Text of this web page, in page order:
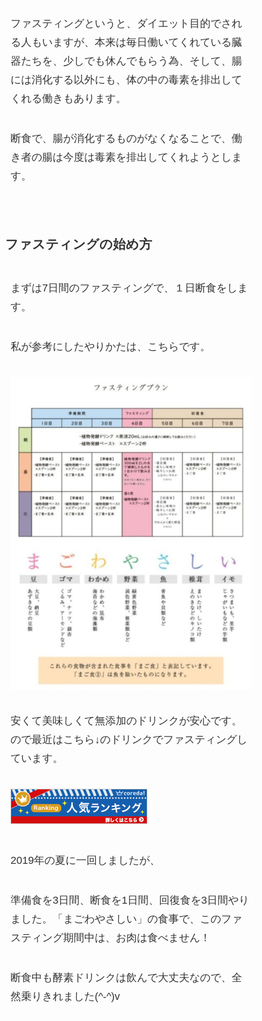
ファスティングというと、ダイエット目的でされ
る人もいますが、本来は毎日働いてくれている臓
器たちを、少しでも休んでもらう為、そして、腸
には消化する以外にも、体の中の毒素を排出して
くれる働きもあります。
断食で、腸が消化するものがなくなることで、働
き者の腸は今度は毒素を排出してくれようとしま
す。
ファスティングの始め方
まずは7日間のファスティングで、１日断食をしま
す。
私が参考にしたやりかたは、こちらです。
安くて美味しくて無添加のドリンクが安心です。
ので最近はこちら↓のドリンクでファスティングし
ています。
2019年の夏に一回しましたが、
準備食を3日間、断食を1日間、回復食を3日間やり
ました。「まごわやさしい」の食事で、このファ
スティング期間中は、お肉は食べません！
断食中も酵素ドリンクは飲んで大丈夫なので、全
然乗りきれました(^-^)v